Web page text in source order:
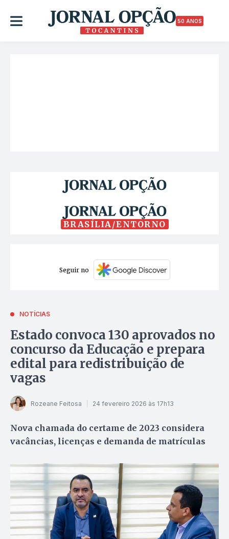
50 ANOS
BRASÍLIA/ENTORNO
Seguir no
NOTÍCIAS
Estado convoca 130 aprovados no
concurso da Educação e prepara
edital para redistribuição de
vagas
Rozeane Feitosa 24 fevereiro 2026 às 17h13
Nova chamada do certame de 2023 considera
vacâncias, licenças e demanda de matrículas